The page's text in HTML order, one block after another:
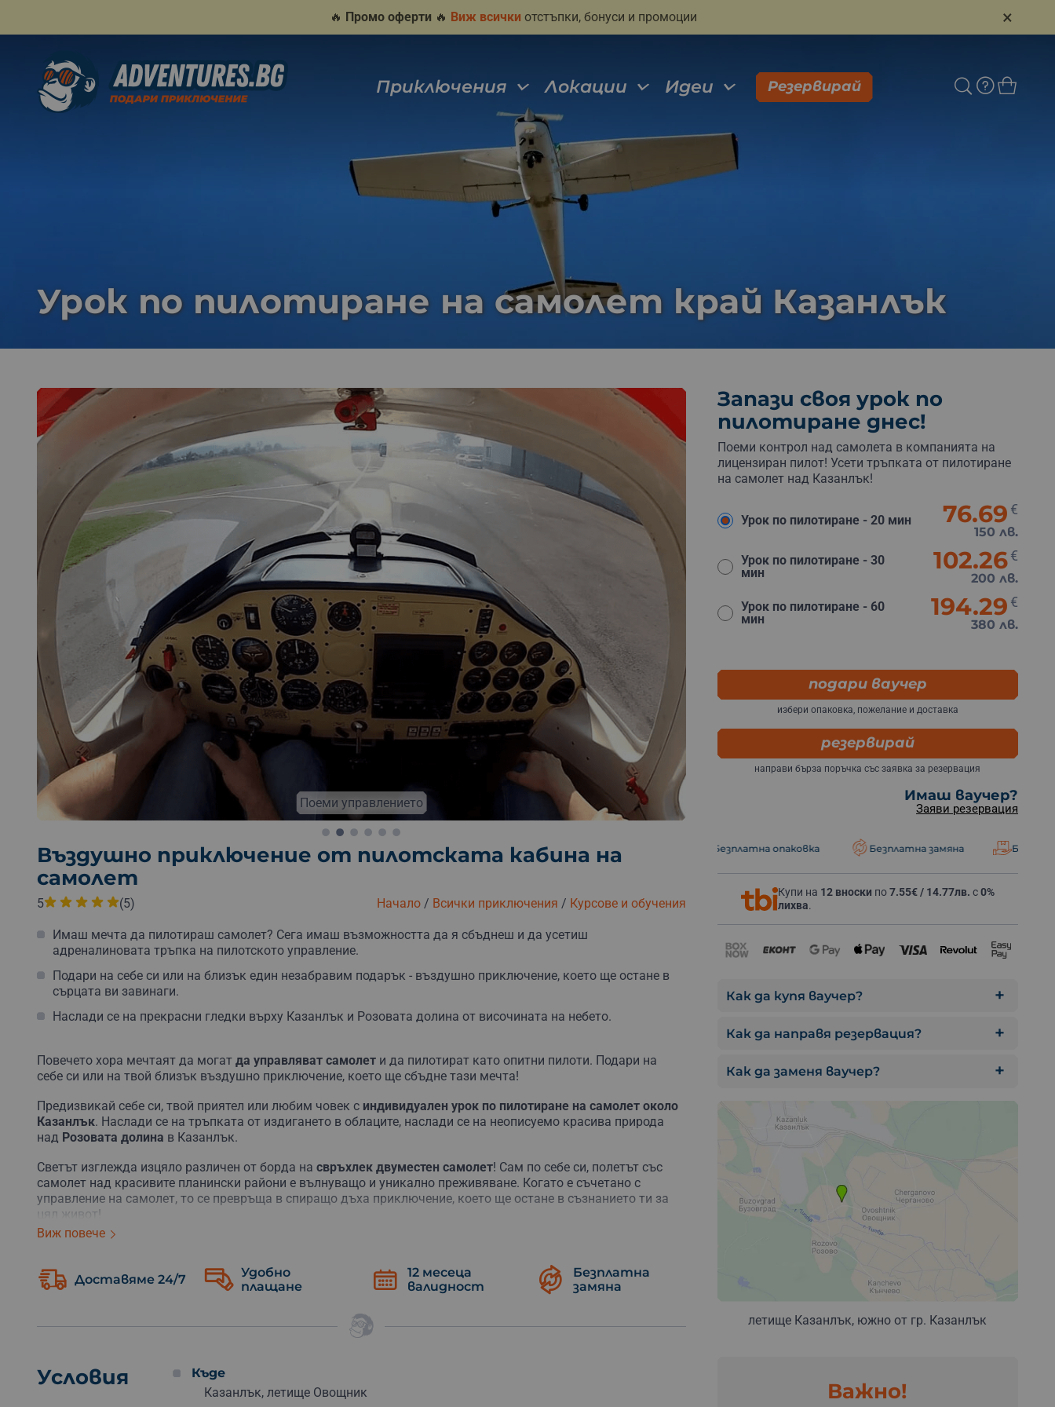
🔥 Промо оферти 🔥 Виж всички отстъпки, бонуси и промоции ×
Приключения Локации Идеи Резервирай
Урок по пилотиране на самолет край Казанлък
Свръхлек двуместен самолет Научи процеса на
Въздушно приключение от пилотската кабина на
самолет
5 (5) Начало/ Всички приключения / Курсове и обучения
Имаш мечта да пилотираш самолет? Сега имаш възможността да я сбъднеш и да усетиш
адреналиновата тръпка на пилотското управление.
Подари на себе си или на близък един незабравим подарък - въздушно приключение, което ще остане в
сърцата ви завинаги.
Наслади се на прекрасни гледки върху Казанлък и Розовата долина от височината на небето.
Повечето хора мечтаят да могат да управляват самолет и да пилотират като опитни пилоти. Подари на
себе си или на твой близък въздушно приключение, което ще сбъдне тази мечта!
Предизвикай себе си, твой приятел или любим човек с индивидуален урок по пилотиране на самолет около
Казанлък. Наслади се на тръпката от издигането в облаците, наслади се на неописуемо красива природа
над Розовата долина в Казанлък.
Светът изглежда изцяло различен от борда на свръхлек двуместен самолет! Сам по себе си, полетът със
самолет над красивите планински райони е вълнуващо и уникално преживяване. Когато е съчетано с
управление на самолет, то се превръща в спиращо дъха приключение, което ще остане в съзнанието ти за
цял живот!
До теб ще бъде
опитен инструктор , който ще те запознае с тънкостите на пилотирането и ще ти покаже
включително излитане, кацане, основни маневри, конструкция на самолета, както и интересни факти за
Усети въздушните потоци и разбери как те влияят на управлението над самолета.
Комбинирай урока по пилотиране с едно незабравимо приключение и се наслади на гледки към
Виж повече
Доставяме 24/7
Удобно
плащане
12 месеца
валидност
Безплатна
замяна
Условия
Къде
Казанлък, летище Овощник
Запази своя урок по
пилотиране днес!
Поеми контрол над самолета в компанията на
лицензиран пилот! Усети тръпката от пилотиране
на самолет над Казанлък!
Урок по пилотиране - 20 мин 76.69 €
150 лв.
Урок по пилотиране - 30
мин
102.26€
200 лв.
Урок по пилотиране - 60
мин
194.29 €
380 лв.
подари ваучер
избери опаковка, пожелание и доставка
резервирай
направи бърза поръчка със заявка за резервация
Имаш ваучер?
Заяви резервация
Безплатна доставка Безплатна опаковка Безплатна замяна Безплатна доставка Безплатна опаковка Безплатна замяна Безплатна
Купи на 12 вноски по7.55€ / 14.77лв. с0%
лихва.
Как да купя ваучер?
Как да направя резервация?
Как да заменя ваучер?
летище Казанлък, южно от гр. Казанлък
Важно!